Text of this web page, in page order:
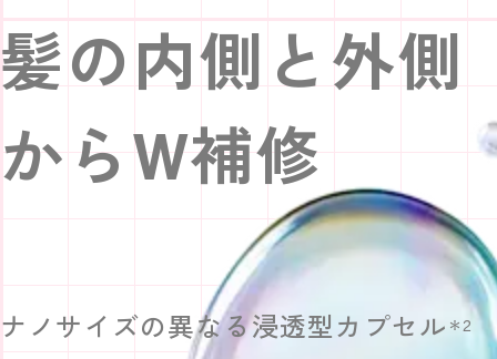
髪の内側と外側
からW補修
ナノサイズの異なる浸透型カプセル ＊2